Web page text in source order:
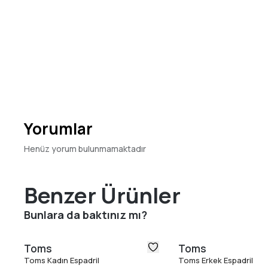
Yorumlar
Henüz yorum bulunmamaktadır
Benzer Ürünler
Bunlara da baktınız mı?
Toms
Toms Kadın Espadril
Toms
Toms Erkek Espadril